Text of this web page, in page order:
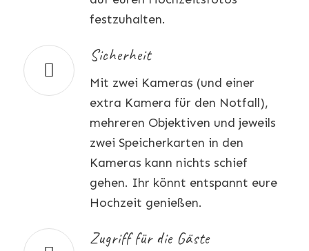
festzuhalten.
Sicherheit
Mit zwei Kameras (und einer
extra Kamera für den Notfall),
mehreren Objektiven und jeweils
zwei Speicherkarten in den
Kameras kann nichts schief
gehen. Ihr könnt entspannt eure
Hochzeit genießen.
Zugriff für die Gäste